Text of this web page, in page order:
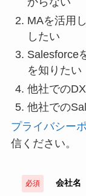
MAを活用
したい
Salesforce
を知りたい
他社での
他社での
プライバシー
信ください。